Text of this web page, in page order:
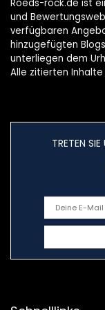
Roeds-rock.de ist
und
verfügbaren
hinzugefügten
unterliegen dem
Alle zitierten
TRETEN